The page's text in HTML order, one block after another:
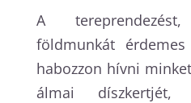
A
földmunkát
habozzon hívni
álmai díszkertjét,